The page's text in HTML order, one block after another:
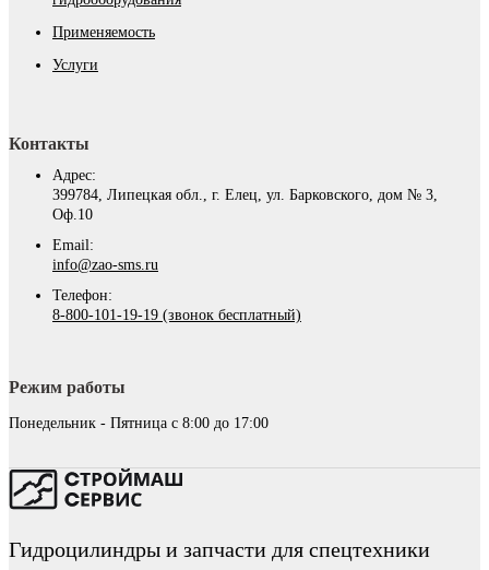
Применяемость
Услуги
Контакты
Адрес:
399784, Липецкая обл., г. Елец, ул. Барковского, дом № 3,
Оф.10
Email:
info@zao-sms.ru
Телефон:
8-800-101-19-19 (звонок бесплатный)
Режим работы
Понедельник - Пятница с 8:00 до 17:00
Гидроцилиндры и запчасти для спецтехники